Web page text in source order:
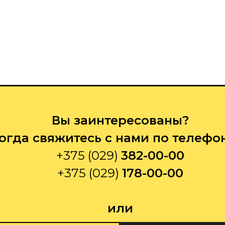
Вы заинтересованы?
свяжитесь с нами по
+375 (029) 382-00-00
+375 (029) 178-00-00
или